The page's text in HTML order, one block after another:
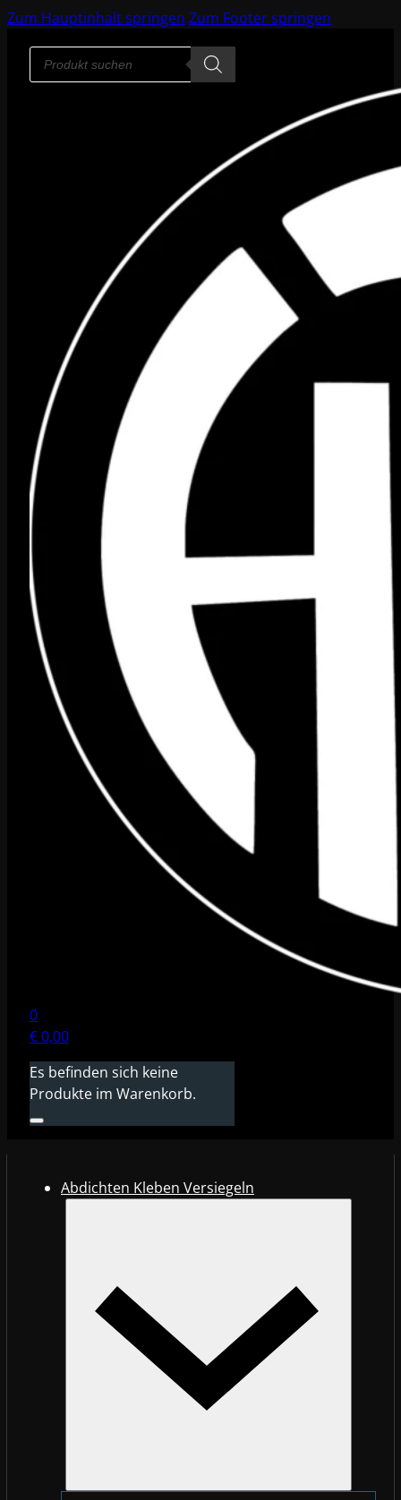
Zum Hauptinhalt springen Zum Footer springen
Products
search
0
€0,00
Es befinden sich keine
Produkte im Warenkorb.
Abdichten Kleben Versiegeln